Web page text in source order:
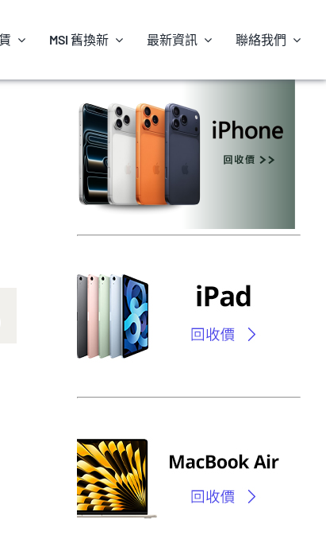
MSI 舊換新 最新資訊 聯絡我們